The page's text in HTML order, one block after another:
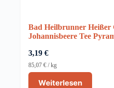
Bad Heilbrunner Heißer
Johannisbeere Tee
3,19 €
Weiterlesen
85,07 € /kg